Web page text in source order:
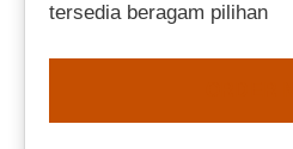
tersedia beragam pilihan